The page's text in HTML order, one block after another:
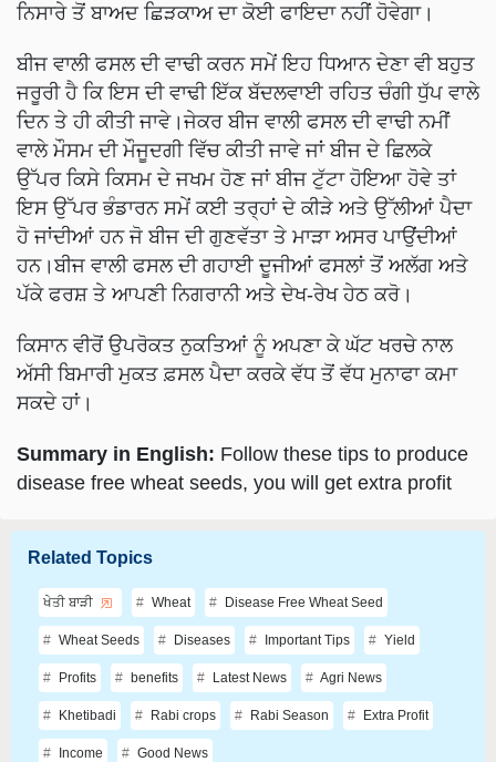
ਨਿਸਾਰੇ ਤੋਂ ਬਾਅਦ ਛਿੜਕਾਅ ਦਾ ਕੋਈ ਫਾਇਦਾ ਨਹੀਂ ਹੋਵੇਗਾ।
ਬੀਜ ਵਾਲੀ ਫਸਲ ਦੀ ਵਾਢੀ ਕਰਨ ਸਮੇਂ ਇਹ ਧਿਆਨ ਦੇਣਾ ਵੀ ਬਹੁਤ
ਜਰੂਰੀ ਹੈ ਕਿ ਇਸ ਦੀ ਵਾਢੀ ਇੱਕ ਬੱਦਲਵਾਈ ਰਹਿਤ ਚੰਗੀ ਧੁੱਪ ਵਾਲੇ
ਦਿਨ ਤੇ ਹੀ ਕੀਤੀ ਜਾਵੇ।ਜੇਕਰ ਬੀਜ ਵਾਲੀ ਫਸਲ ਦੀ ਵਾਢੀ ਨਮੀਂ
ਵਾਲੇ ਮੌਸਮ ਦੀ ਮੌਜੂਦਗੀ ਵਿੱਚ ਕੀਤੀ ਜਾਵੇ ਜਾਂ ਬੀਜ ਦੇ ਛਿਲਕੇ
ਉੱਪਰ ਕਿਸੇ ਕਿਸਮ ਦੇ ਜਖਮ ਹੋਣ ਜਾਂ ਬੀਜ ਟੁੱਟਾ ਹੋਇਆ ਹੋਵੇ ਤਾਂ
ਇਸ ਉੱਪਰ ਭੰਡਾਰਨ ਸਮੇਂ ਕਈ ਤਰ੍ਹਾਂ ਦੇ ਕੀੜੇ ਅਤੇ ਉੱਲੀਆਂ ਪੈਦਾ
ਹੋ ਜਾਂਦੀਆਂ ਹਨ ਜੋ ਬੀਜ ਦੀ ਗੁਣਵੱਤਾ ਤੇ ਮਾੜਾ ਅਸਰ ਪਾਉਂਦੀਆਂ
ਹਨ।ਬੀਜ ਵਾਲੀ ਫਸਲ ਦੀ ਗਹਾਈ ਦੂਜੀਆਂ ਫਸਲਾਂ ਤੋਂ ਅਲੱਗ ਅਤੇ
ਪੱਕੇ ਫਰਸ਼ ਤੇ ਆਪਣੀ ਨਿਗਰਾਨੀ ਅਤੇ ਦੇਖ-ਰੇਖ ਹੇਠ ਕਰੋ।
ਕਿਸਾਨ ਵੀਰੋਂ ਉਪਰੋਕਤ ਨੁਕਤਿਆਂ ਨੂੰ ਅਪਣਾ ਕੇ ਘੱਟ ਖਰਚੇ ਨਾਲ
ਅੱਸੀ ਬਿਮਾਰੀ ਮੁਕਤ ਫ਼ਸਲ ਪੈਦਾ ਕਰਕੇ ਵੱਧ ਤੋਂ ਵੱਧ ਮੁਨਾਫਾ ਕਮਾ
ਸਕਦੇ ਹਾਂ।
Summary in English: Follow these tips to produce
disease free wheat seeds, you will get extra profit
Related Topics
ਖੇਤੀ ਬਾੜੀ Wheat Disease Free Wheat Seed
Wheat Seeds Diseases Important Tips Yield
Profits benefits Latest News Agri News
Khetibadi Rabi crops Rabi Season Extra Profit
Income Good News